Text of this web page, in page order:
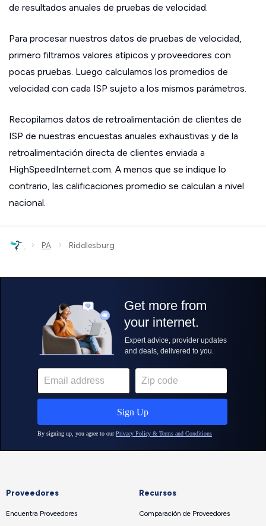
de resultados anuales de pruebas de velocidad.
Para procesar nuestros datos de pruebas de velocidad,
primero filtramos valores atípicos y proveedores con
pocas pruebas. Luego calculamos los promedios de
velocidad con cada ISP sujeto a los mismos parámetros.
Recopilamos datos de retroalimentación de clientes de
ISP de nuestras encuestas anuales exhaustivas y de la
retroalimentación directa de clientes enviada a
HighSpeedInternet.com. A menos que se indique lo
contrario, las calificaciones promedio se calculan a nivel
nacional.
› PA › Riddlesburg
Proveedores
Encuentra Proveedores
Recursos
Comparación de Proveedores